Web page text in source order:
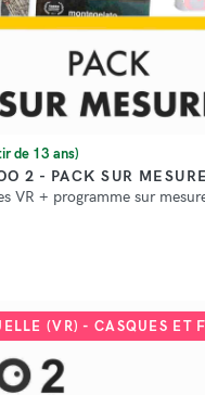
de 13 ans)
2 - PACK SUR
VR + programme sur
(VR) - CASQUES ET